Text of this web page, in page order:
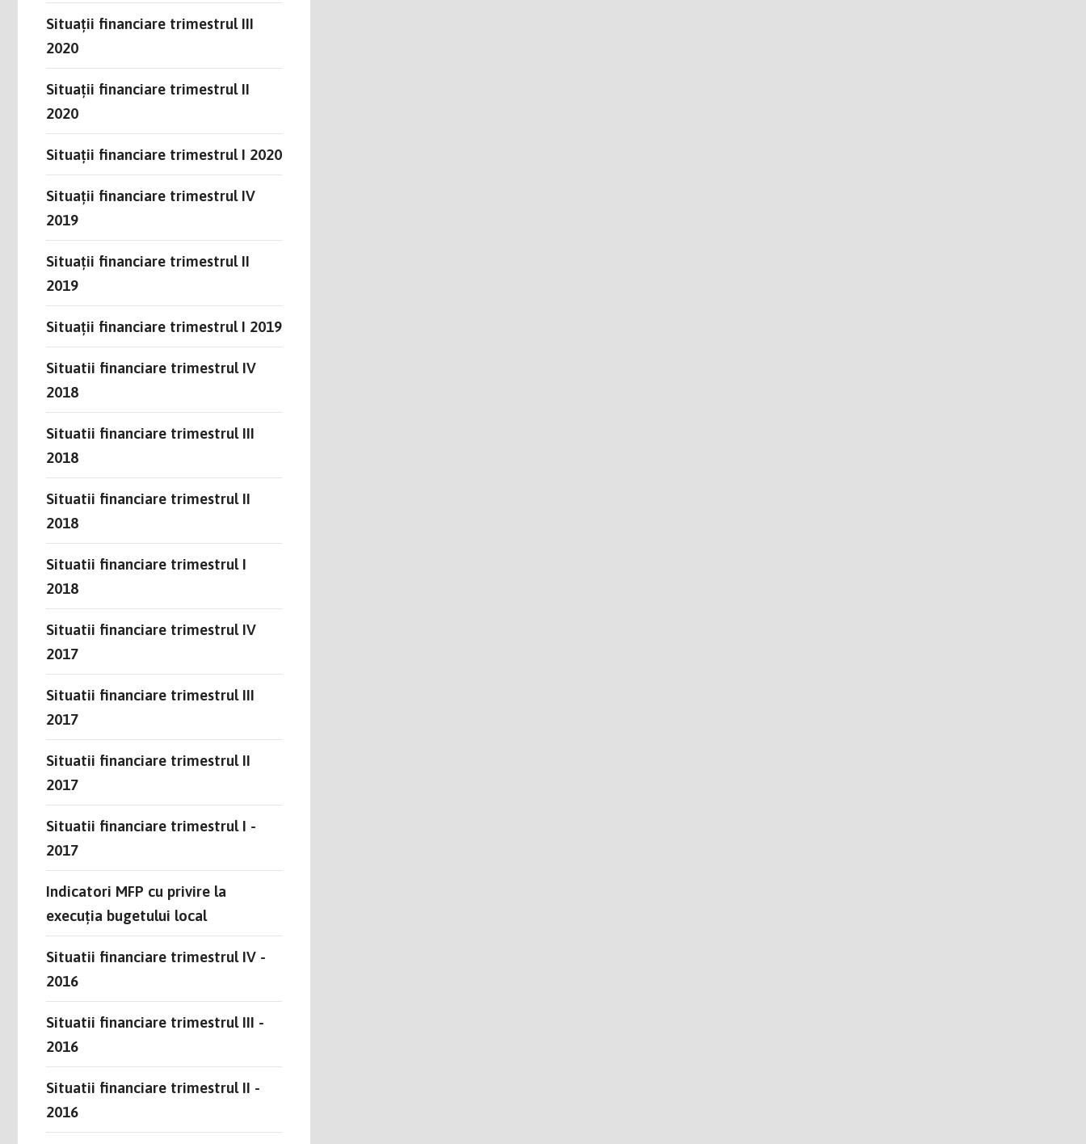
Situații financiare trimestrul III
2020
Situații financiare trimestrul II
2020
Situații financiare trimestrul I 2020
Situații financiare trimestrul IV
2019
Situații financiare trimestrul II
2019
Situații financiare trimestrul I 2019
Situatii financiare trimestrul IV
2018
Situatii financiare trimestrul III
2018
Situatii financiare trimestrul II
2018
Situatii financiare trimestrul I
2018
Situatii financiare trimestrul IV
2017
Situatii financiare trimestrul III
2017
Situatii financiare trimestrul II
2017
Situatii financiare trimestrul I -
2017
Indicatori MFP cu privire la
execuția bugetului local
Situatii financiare trimestrul IV -
2016
Situatii financiare trimestrul III -
2016
Situatii financiare trimestrul II -
2016